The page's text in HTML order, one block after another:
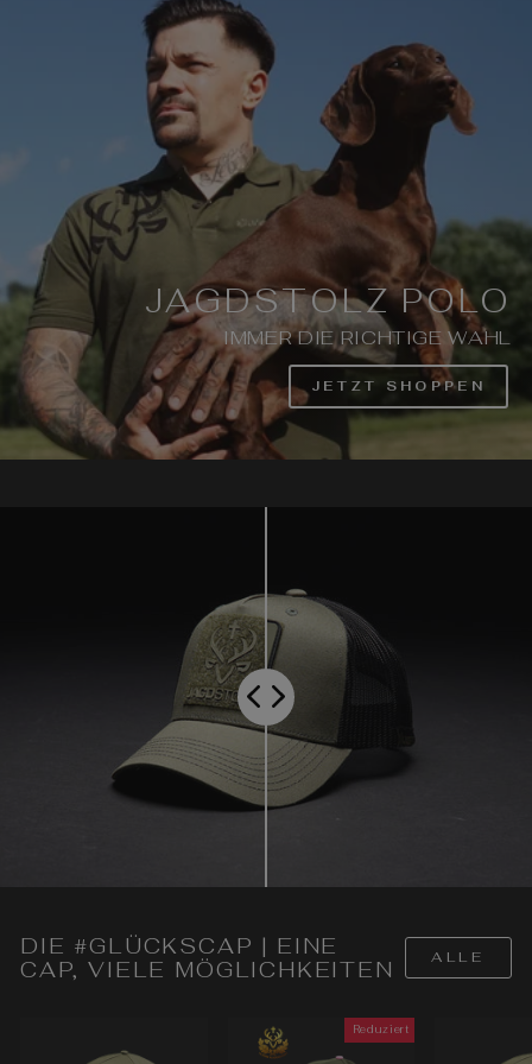
JAGDSTOLZ POLO
IMMER DIE RICHTIGE WAHL
JETZT SHOPPEN
DIE #GLÜCKSCAP | EINE
CAP, VIELE MÖGLICHKEITEN
ALLE
Reduziert